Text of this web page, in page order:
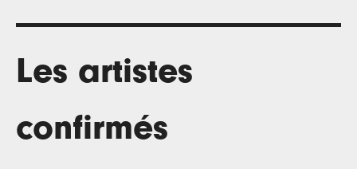
Les artistes
confirmés